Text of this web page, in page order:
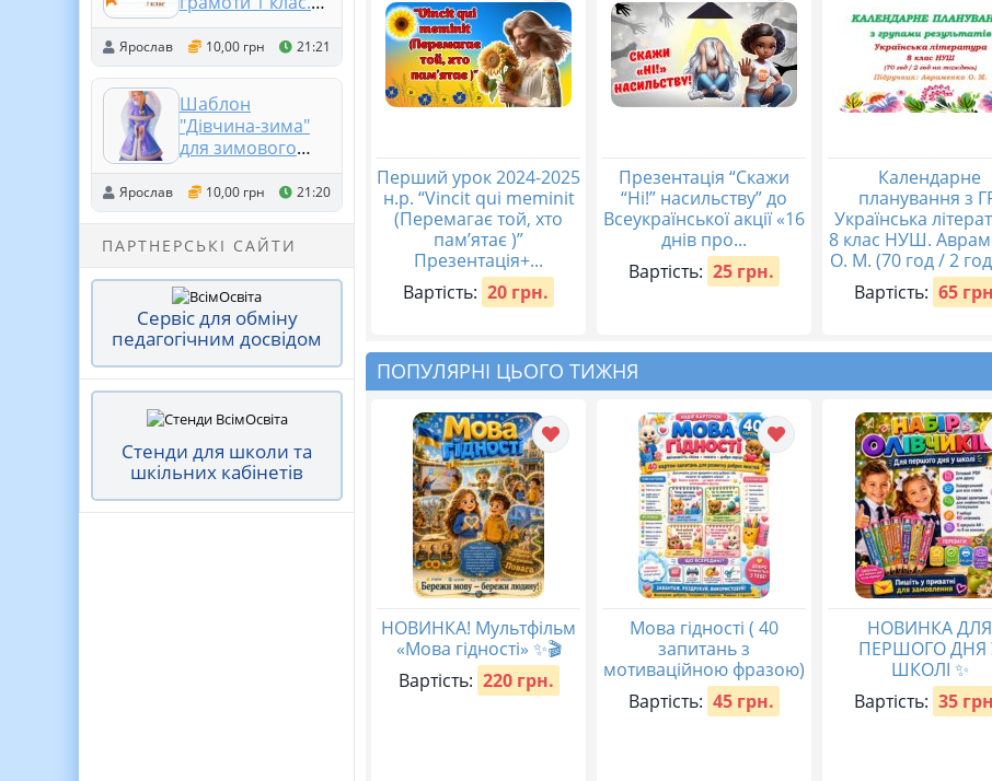
Мовні ігри
Ярослав 10,00 грн 21:21
Шаблон
"Дівчина-зима"
для зимового
оформлення
класу
Ярослав 10,00 грн 21:20
ПАРТНЕРСЬКІ САЙТИ
Сервіс для обміну
педагогічним досвідом
Стенди для школи та
шкільних кабінетів
Перший урок 2024-2025
н.р. “Vincit qui meminit
(Перемагає той, хто
пам’ятає )”
Презентація+...
Вартість: 20 грн.
Презентація “Скажи
“Ні!” насильству” до
Всеукраїнської акції «16
днів про...
Вартість: 25 грн.
Календарне
планування з
Українська
8 клас НУШ.
О. М. (70 год / 2
Вартість: 65
ПОПУЛЯРНІ ЦЬОГО ТИЖНЯ
НОВИНКА! Мультфільм
«Мова гідності» ✨🎬
Вартість: 220 грн.
Мова гідності ( 40
запитань з
мотиваційною фразою)
Вартість: 45 грн.
НОВИНКА ДЛЯ
ПЕРШОГО ДНЯ
ШКОЛІ ✨
Вартість: 35